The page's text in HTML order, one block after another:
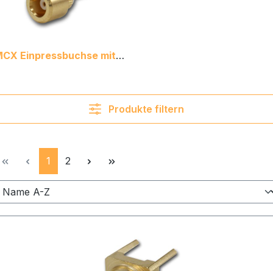
MCX Einpressbuchse mit Lötstift
Produkte filtern
Seite
1 Seite
2